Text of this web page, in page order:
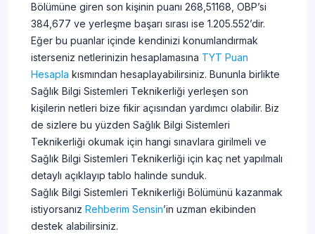
Bölümüne giren son kişinin puanı 268,51168, OBP’si
384,677 ve yerleşme başarı sırası ise 1.205.552’dir.
Eğer bu puanlar içinde kendinizi konumlandırmak
isterseniz netlerinizin hesaplamasına TYT Puan
Hesapla kısmından hesaplayabilirsiniz. Bununla birlikte
Sağlık Bilgi Sistemleri Teknikerliği yerleşen son
kişilerin netleri bize fikir açısından yardımcı olabilir. Biz
de sizlere bu yüzden Sağlık Bilgi Sistemleri
Teknikerliği okumak için hangi sınavlara girilmeli ve
Sağlık Bilgi Sistemleri Teknikerliği için kaç net yapılmalı
detaylı açıklayıp tablo halinde sunduk.
Sağlık Bilgi Sistemleri Teknikerliği Bölümünü kazanmak
istiyorsanız Rehberim Sensin’in uzman ekibinden
destek alabilirsiniz.